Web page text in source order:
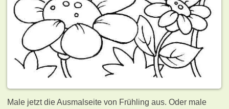
Male jetzt die Ausmalseite von Frühling aus. Oder male